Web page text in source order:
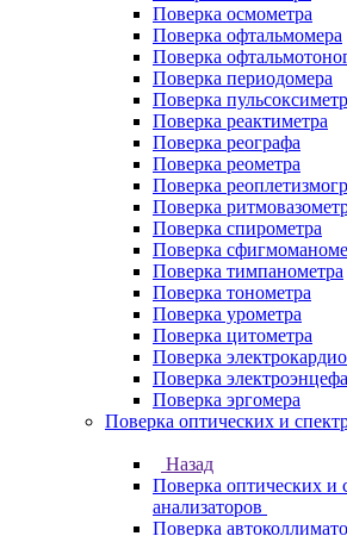
Поверка осмометра
Поверка офтальмомера
Поверка
Поверка периодомера
Поверка
Поверка реактиметра
Поверка реографа
Поверка реометра
Поверка
Поверка
Поверка спирометра
Поверка
Поверка тимпанометра
Поверка тонометра
Поверка урометра
Поверка цитометра
Поверка
Поверка
Поверка эргомера
Поверка оптических и
Назад
Поверка оптических и
анализаторов
Поверка